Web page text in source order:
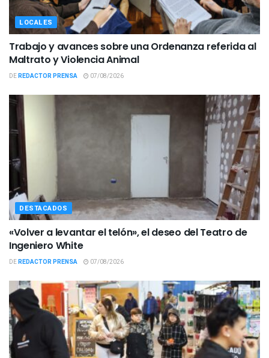
LOCALES
Trabajo y avances sobre una Ordenanza referida al
Maltrato y Violencia Animal
DEREDACTOR PRENSA 07/08/2026
DESTACADOS
«Volver a levantar el telón», el deseo del Teatro de
Ingeniero White
DEREDACTOR PRENSA 07/08/2026